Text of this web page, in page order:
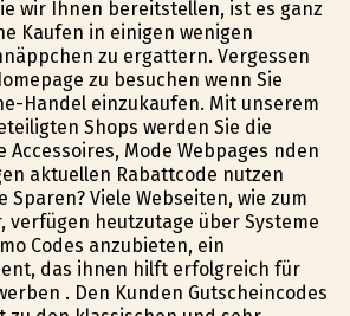
wir Ihnen bereitstellen, ist es ganz
Kaufen in einigen wenigen
zu ergattern. Vergessen
zu besuchen wenn Sie
Handel einzukaufen. Mit unserem
Shops werden Sie die
Mode Webpages finden
aktuellen Rabattcode nutzen
Sparen? Viele Webseiten, wie zum
verfügen heutzutage über Systeme
Codes anzubieten, ein
das ihnen hilft erfolgreich für
. Den Kunden Gutscheincodes